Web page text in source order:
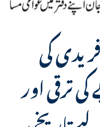
کی
ترقی اور